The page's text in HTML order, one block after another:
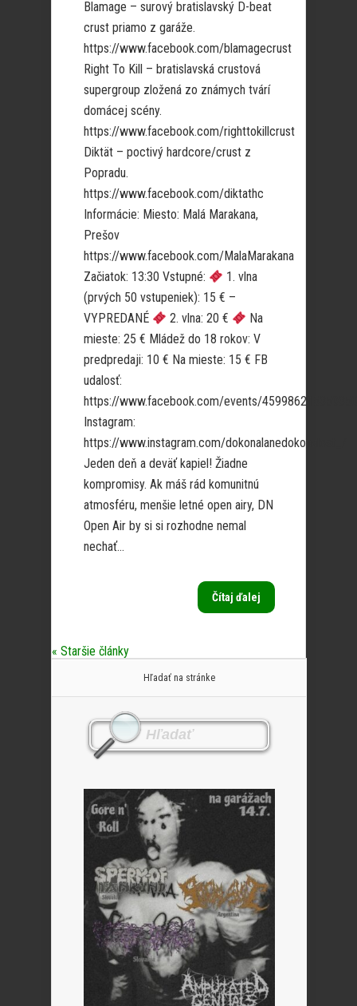
Blamage – surový bratislavský D-beat
crust priamo z garáže.
https://www.facebook.com/blamagecrust
Right To Kill – bratislavská crustová
supergroup zložená zo známych tvárí
domácej scény.
https://www.facebook.com/righttokillcrust
Diktät – poctivý hardcore/crust z
Popradu.
https://www.facebook.com/diktathc
Informácie: Miesto: Malá Marakana,
Prešov
https://www.facebook.com/MalaMarakana
Začiatok: 13:30 Vstupné:
1. vlna
(prvých 50 vstupeniek): 15 € –
VYPREDANÉ
2. vlna: 20 €
Na
mieste: 25 € Mládež do 18 rokov: V
predpredaji: 10 € Na mieste: 15 € FB
udalosť:
https://www.facebook.com/events/
Instagram:
https://www.instagram.com/dokonalanedokonalost_/
Jeden deň a deväť kapiel! Žiadne
kompromisy. Ak máš rád komunitnú
atmosféru, menšie letné open airy, DN
Open Air by si si rozhodne nemal
nechať...
Čítaj ďalej
« Staršie články
Hľadať na stránke